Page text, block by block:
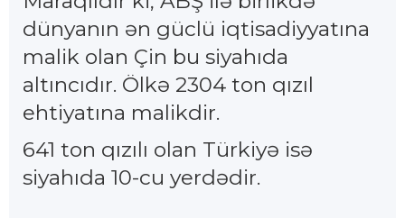
dünyanın ən güclü iqtisadiyyatına
malik olan Çin bu siyahıda
altıncıdır. Ölkə 2304 ton qızıl
ehtiyatına malikdir.
641 ton qızılı olan Türkiyə isə
siyahıda 10-cu yerdədir.